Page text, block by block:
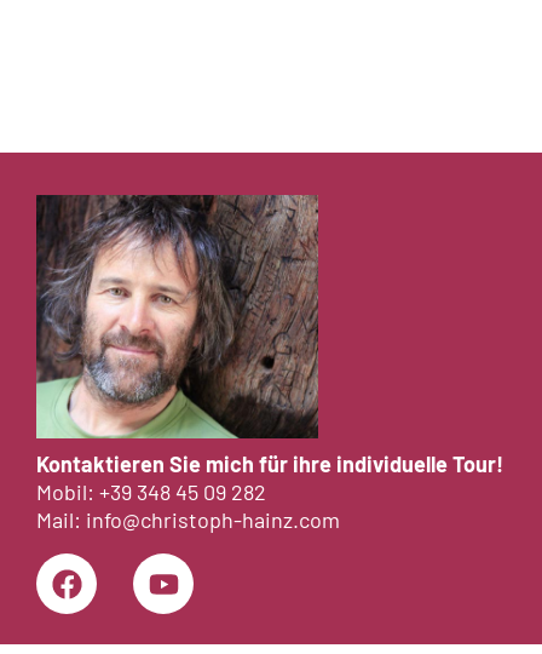
Kontaktieren Sie mich für ihre individuelle Tour!
Mobil: +39 348 45 09 282
Mail: info@christoph-hainz.com